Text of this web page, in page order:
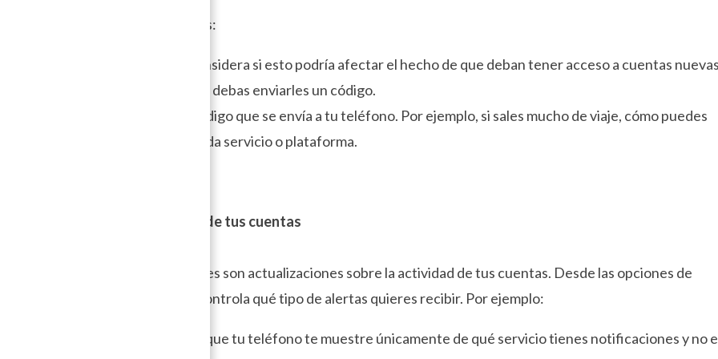
Consideraciones:
– La gestión: considera si esto podría afectar el hecho de que deban tener acceso a cuentas
otras personas y debas enviarles un código.
– El acceso al código que se envía a tu teléfono. Por ejemplo, si sales mucho de viaje, cómo puedes
resolverlo en cada servicio o plataforma.
Notificaciones de tus cuentas
Las notificaciones son actualizaciones sobre la actividad de tus cuentas. Desde las opciones de
configuración controla qué tipo de alertas quieres recibir. Por ejemplo:
– Puedes hacer que tu teléfono te muestre únicamente de qué servicio tienes notificaciones y no